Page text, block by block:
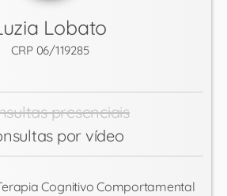
Lobato
CRP 06/119285
presenciais
por vídeo
Cognitivo Comportamental